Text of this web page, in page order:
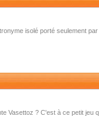
isolé porté seulement
Vasettoz ? C'est à ce petit